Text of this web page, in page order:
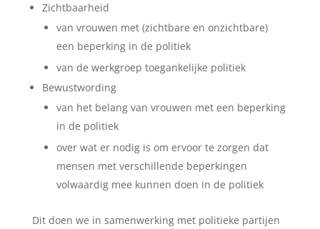
Zichtbaarheid
van vrouwen met (zichtbare en onzichtbare)
een beperking in de politiek
van de werkgroep toegankelijke politiek
Bewustwording
van het belang van vrouwen met een beperking
in de politiek
over wat er nodig is om ervoor te zorgen dat
mensen met verschillende beperkingen
volwaardig mee kunnen doen in de politiek
Dit doen we in samenwerking met politieke partijen